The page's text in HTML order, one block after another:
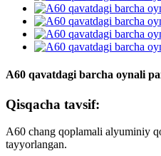
A60 qavatdagi barcha oynali
Qisqacha tavsif:
A60 chang qoplamali alyuminiy
tayyorlangan.